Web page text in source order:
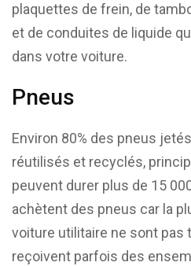
plaquettes de frein, de
et de conduites de liquide
dans votre voiture.
Pneus
Environ 80% des pneus
réutilisés et recyclés,
peuvent durer plus de 15
achètent des pneus car la
voiture utilitaire ne sont pas
reçoivent parfois des